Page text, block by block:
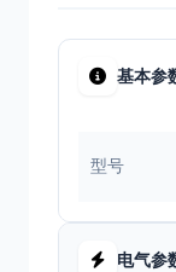
基本参
型号
电气参